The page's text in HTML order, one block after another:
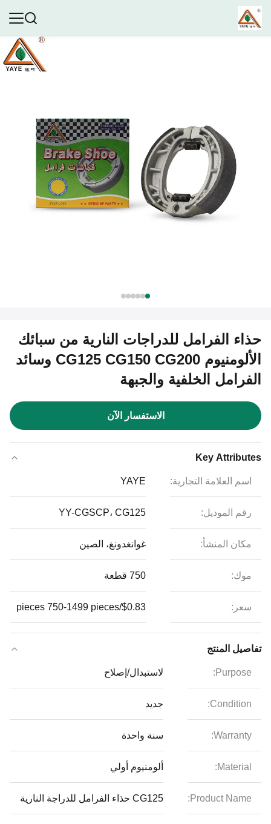
حذاء الفرامل للدراجات النارية من سبائك
الألومنيوم CG125 CG150 CG200 وسائد
الفرامل الخلفية والجبهة
الاستفسار الآن
Key Attributes
اسم العلامة التجارية: YAYE
رقم الموديل: YY-CGSCP، CG125
مكان المنشأ: غوانغدونغ، الصين
موك: 750 قطعة
سعر: $0.83/pieces 750-1499 pieces
تفاصيل المنتج
Purpose: لاستبدال/إصلاح
Condition: جديد
Warranty: سنة واحدة
Material: ألومنيوم أولي
Product Name: CG125 حذاء الفرامل للدراجة النارية